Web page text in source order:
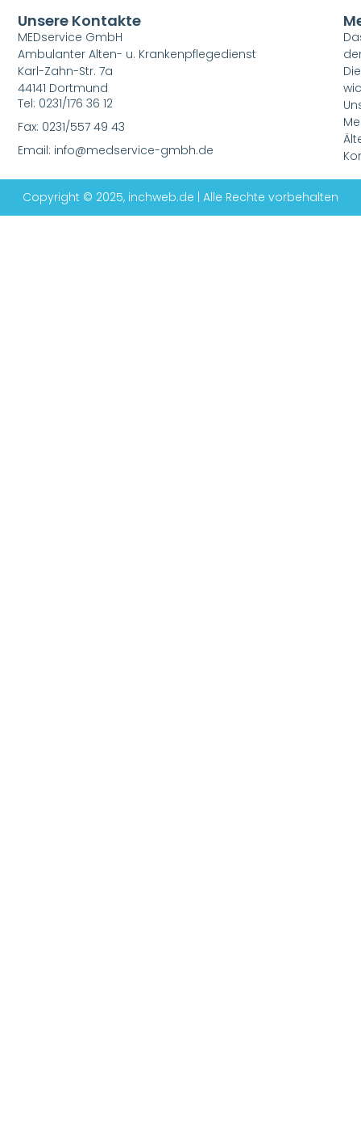
Unsere Kontakte
MEDservice GmbH
Ambulanter Alten- u. Krankenpflegedienst
Karl-Zahn-Str. 7a
44141 Dortmund
Tel: 0231/176 36 12
Fax: 0231/557 49 43
Email: info@medservice-gmbh.de
Copyright © 2025, inchweb.de | Alle Rechte vorbehalten